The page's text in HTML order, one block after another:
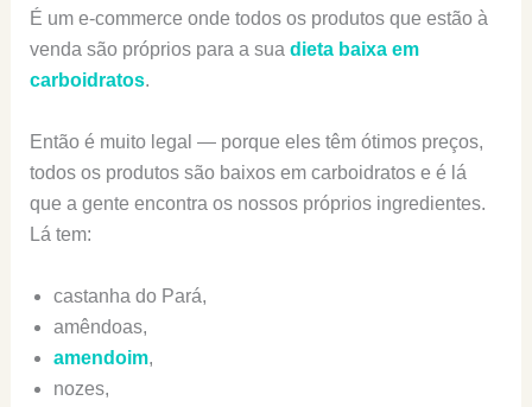
É um e-commerce onde todos os produtos que estão à
venda são próprios para a sua dieta baixa em
carboidratos.
Então é muito legal — porque eles têm ótimos preços,
todos os produtos são baixos em carboidratos e é lá
que a gente encontra os nossos próprios ingredientes.
Lá tem:
castanha do Pará,
amêndoas,
amendoim,
nozes,